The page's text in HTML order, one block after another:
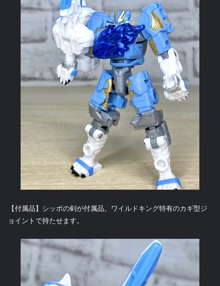
【付属品】シッポの剣が付属品。ワイルドキング特有のカギ型ジ
ョイントで持たせます。